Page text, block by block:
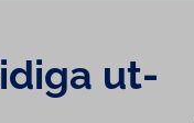
ut­